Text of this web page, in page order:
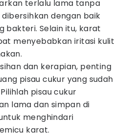
terlalu lama tanpa
dengan baik
bakteri. Selain itu, karat
menyebabkan iritasi kulit
dan kerapian, penting
pisau cukur yang sudah
pisau cukur
lama dan simpan di
menghindari
karat.